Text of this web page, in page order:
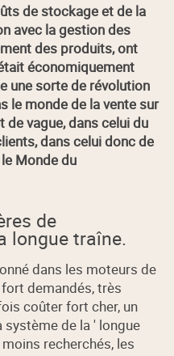
de stockage et de la
avec la gestion des
des produits, ont
économiquement
une sorte de révolution
le monde de la vente sur
de vague, dans celui du
dans celui donc de
Monde du
de
longue traîne.
dans les moteurs de
demandés, très
coûter fort cher, un
système de la ' longue
recherchés, les